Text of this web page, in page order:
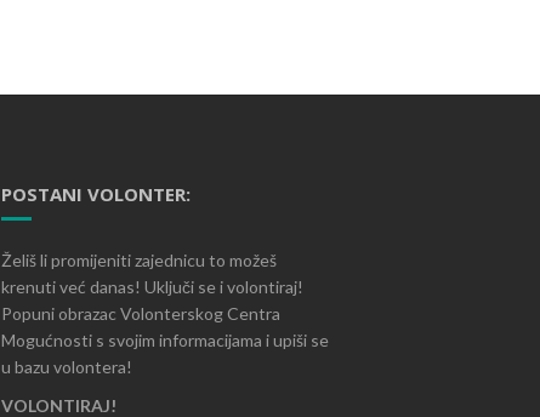
POSTANI VOLONTER:
Želiš li promijeniti zajednicu to možeš
krenuti već danas! Uključi se i volontiraj!
Popuni obrazac Volonterskog Centra
Mogućnosti s svojim informacijama i upiši se
u bazu volontera!
VOLONTIRAJ!